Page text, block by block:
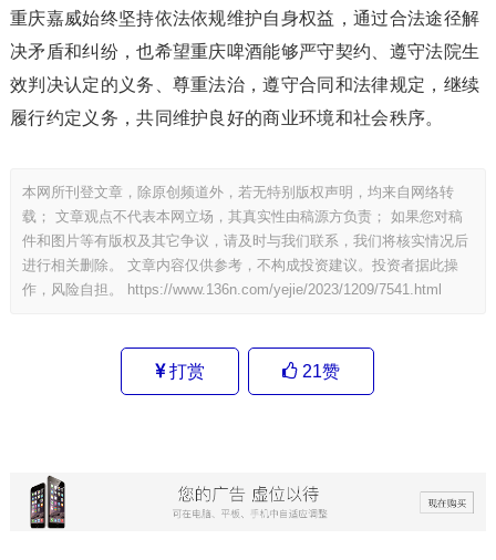
重庆嘉威始终坚持依法依规维护自身权益，通过合法途径解
决矛盾和纠纷，也希望重庆啤酒能够严守契约、遵守法院生
效判决认定的义务、尊重法治，遵守合同和法律规定，继续
履行约定义务，共同维护良好的商业环境和社会秩序。
本网所刊登文章，除原创频道外，若无特别版权声明，均来自网络转
载； 文章观点不代表本网立场，其真实性由稿源方负责； 如果您对稿
件和图片等有版权及其它争议，请及时与我们联系，我们将核实情况后
进行相关删除。 文章内容仅供参考，不构成投资建议。投资者据此操
作，风险自担。
https://www.136n.com/yejie/2023/1209/7541.html
打赏 21赞